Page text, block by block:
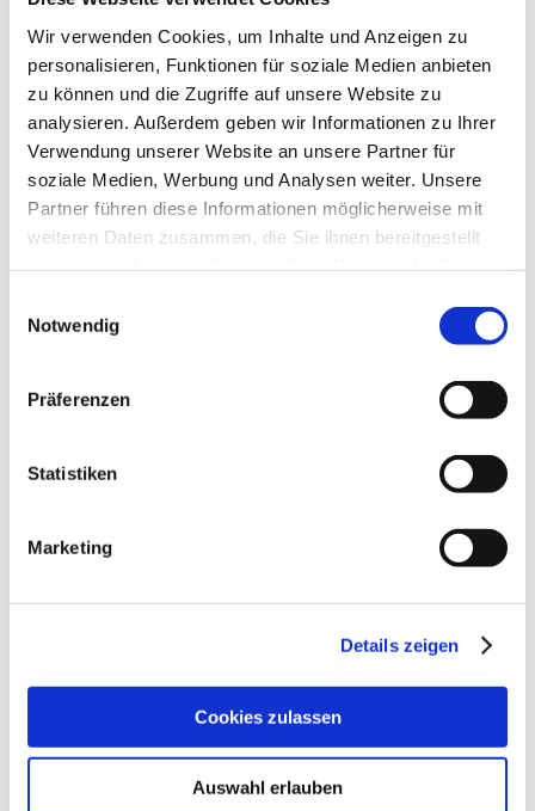
Wir verwenden Cookies, um Inhalte und Anzeigen zu
personalisieren, Funktionen für soziale Medien anbieten
zu können und die Zugriffe auf unsere Website zu
analysieren. Außerdem geben wir Informationen zu Ihrer
Verwendung unserer Website an unsere Partner für
soziale Medien, Werbung und Analysen weiter. Unsere
Partner führen diese Informationen möglicherweise mit
weiteren Daten zusammen, die Sie ihnen bereitgestellt
Notwendig
Präferenzen
Statistiken
Marketing
Details zeigen
Cookies zulassen
Auswahl erlauben
Ernährungsmuster in der heutigen Sportmedizin
Immuntherapie plus Butyrat
Phytoshake – Entstehung und Perspektiven
Veröffentlicht 19.12.2025
Share. WhatsApp
Email
Aspen Medical Products und INSUMED / BIA Systems
By News
Präoperative Trainingstherapie